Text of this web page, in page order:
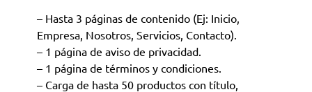
– Hasta 3 páginas de contenido (Ej: Inicio,
Empresa, Nosotros, Servicios, Contacto).
– 1 página de aviso de privacidad.
– 1 página de términos y condiciones.
– Carga de hasta 50 productos con título,